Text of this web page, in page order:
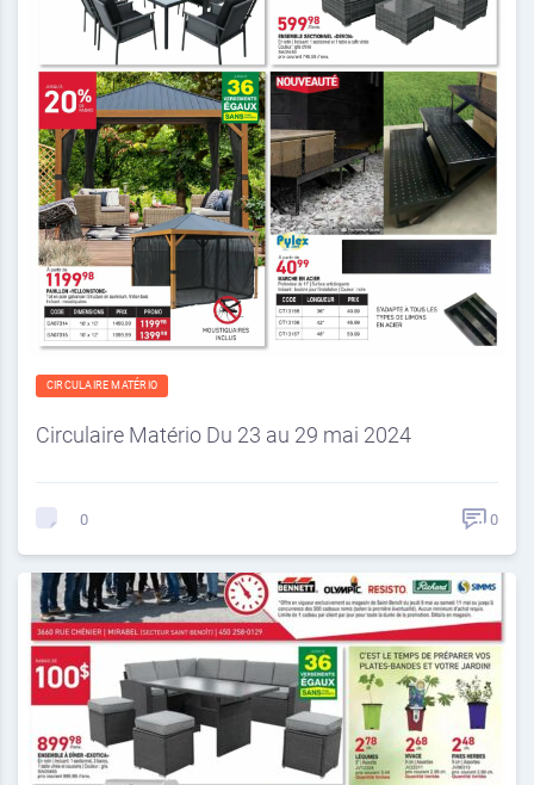
CIRCULAIRE MATÉRIO
Circulaire Matério Du 23 au 29 mai 2024
0 0